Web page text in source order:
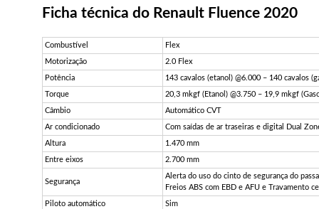
Ficha técnica do Renault Fluence 2020
Combustível Flex
Motorização 2.0 Flex
Potência 143 cavalos (etanol) @6.000 – 140 cavalos
Torque 20,3 mkgf (Etanol) @3.750 – 19,9 mkgf
Câmbio Automático CVT
Ar condicionado Com saídas de ar traseiras e digital Dual
Altura 1.470 mm
Entre eixos 2.700 mm
Segurança
Alerta do uso do cinto de segurança do
Freios ABS com EBD e AFU e Travamento
Piloto automático Sim